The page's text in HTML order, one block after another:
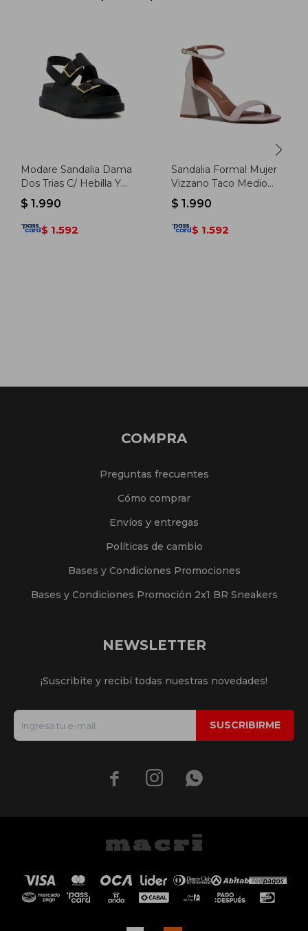
Modare Sandalia Dama
Dos Trias C/ Hebilla Y
Pulsera - Negro
$ 1.990
$ 1.592
Sandalia Formal Mujer
Vizzano Taco Medio
Con Pulsera - Blanco
$ 1.990
$ 1.592
COMPRA
Preguntas frecuentes
Cómo comprar
Envíos y entregas
Políticas de cambio
Bases y Condiciones Promociones
Bases y Condiciones Promoción 2x1 BR Sneakers
NEWSLETTER
¡Suscribite y recibí todas nuestras novedades!
SUSCRIBIRME
  